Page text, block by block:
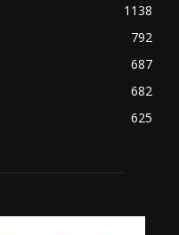
1138
792
687
682
625